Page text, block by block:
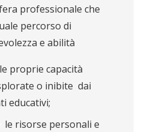
professionale che
percorso di
e abilità
proprie capacità
o inibite dai
educativi;
risorse personali e